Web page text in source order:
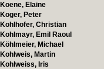
Koene, Elaine
Koger, Peter
Kohlhofer, Christian
Kohlmayr, Emil Raoul
Köhlmeier, Michael
Kohlweis, Martin
Kohlweiss, Iris